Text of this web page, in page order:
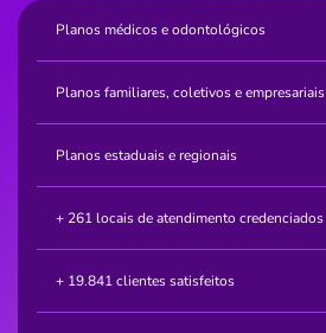
Planos médicos e odontológicos
Planos familiares, coletivos e empresariais
Planos estaduais e regionais
+ 261 locais de atendimento credenciados
+ 19.841 clientes satisfeitos